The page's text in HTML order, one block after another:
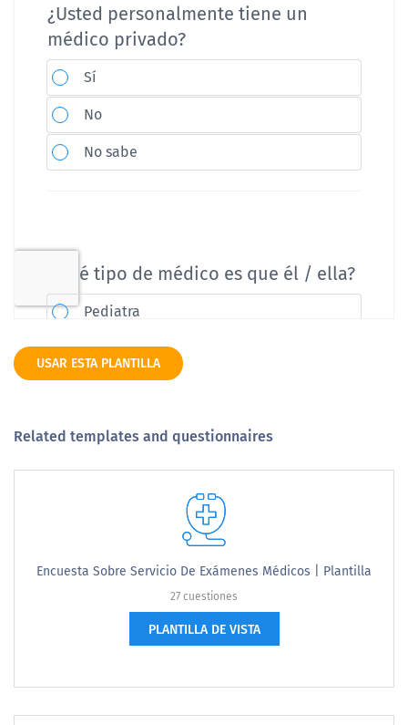
USAR ESTA PLANTILLA
Related templates and questionnaires
Encuesta Sobre Servicio De Exámenes Médicos | Plantilla
27 cuestiones
PLANTILLA DE VISTA